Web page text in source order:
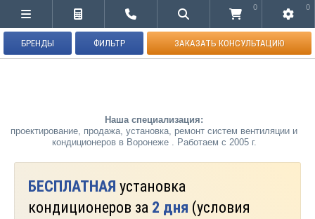
0 0
Наша специализация:
проектирование, продажа, установка, ремонт систем вентиляции и
кондиционеров в Воронеже . Работаем с 2005 г.
БРЕНДЫ ФИЛЬТР ЗАКАЗАТЬ КОНСУЛЬТАЦИЮ
БЕСПЛАТНАЯ установка
кондиционеров за 2 дня (условия